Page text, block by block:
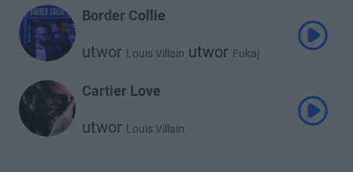
Border Collie
utwor Louis Villain utwor Fukaj
Cartier Love
utwor Louis Villain